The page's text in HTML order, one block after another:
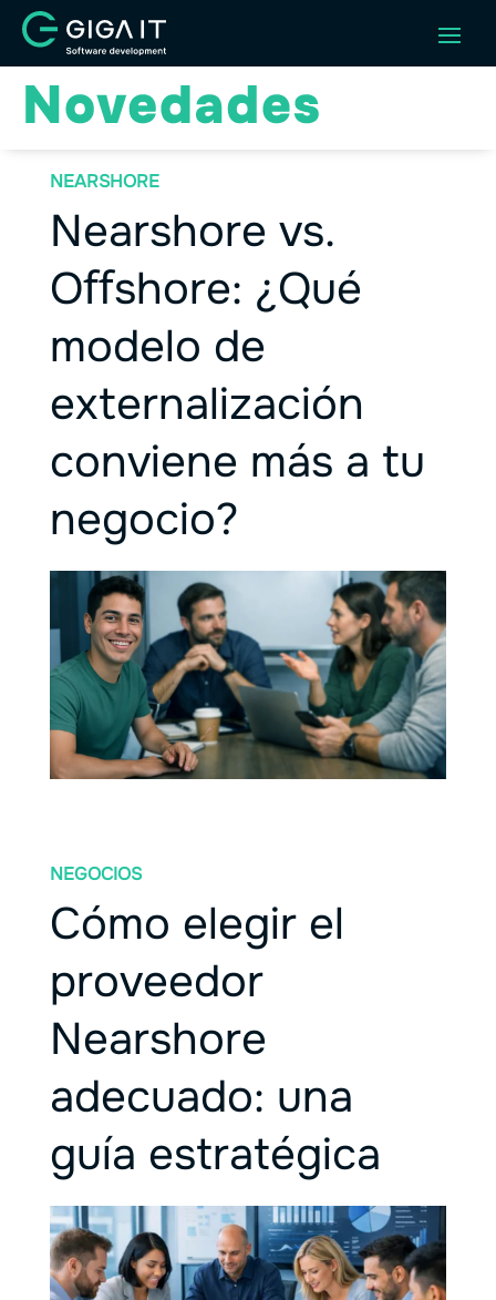
Nearshore vs.
Oﬀshore: ¿Qué
modelo de
externalización
conviene más a tu
negocio?
NEARSHORE
Cómo elegir el
proveedor
Nearshore
adecuado: una
guía estratégica
NEGOCIOS